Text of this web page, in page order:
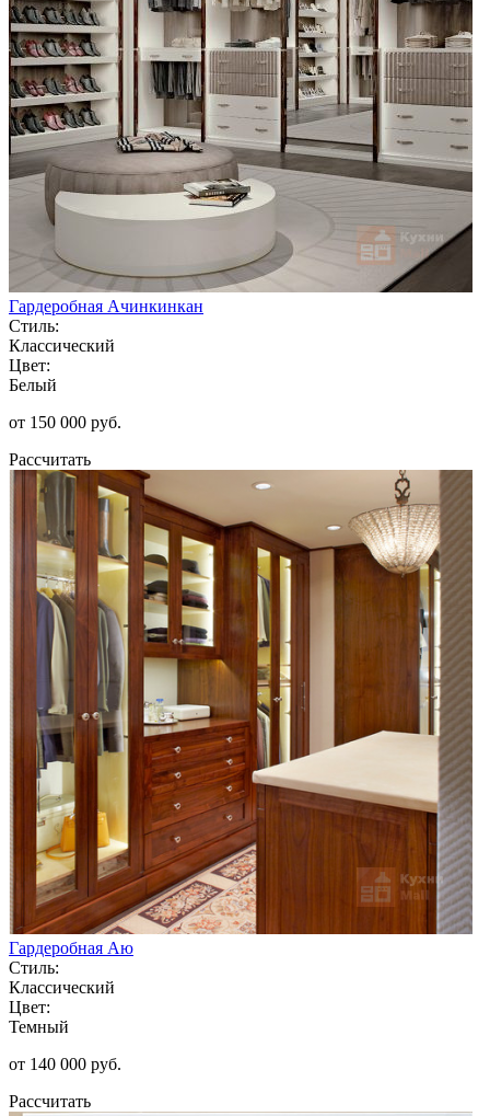
Гардеробная Ачинкинкан
Стиль:
Классический
Цвет:
Белый
от 150 000 руб.
Рассчитать
Гардеробная Аю
Стиль:
Классический
Цвет:
Темный
от 140 000 руб.
Рассчитать